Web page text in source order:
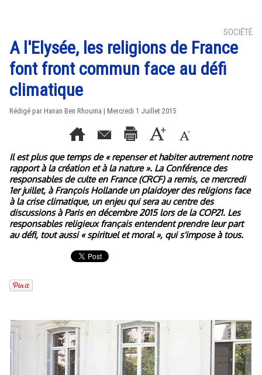
SOCIÉTÉ
A l'Elysée, les religions de France
font front commun face au défi
climatique
Rédigé par Hanan Ben Rhouma | Mercredi 1 Juillet 2015
Il est plus que temps de « repenser et habiter autrement notre
rapport à la création et à la nature ». La Conférence des
responsables de culte en France (CRCF) a remis, ce mercredi
1er juillet, à François Hollande un plaidoyer des religions face
à la crise climatique, un enjeu qui sera au centre des
discussions à Paris en décembre 2015 lors de la COP21. Les
responsables religieux français entendent prendre leur part
au défi, tout aussi « spirituel et moral », qui s'impose à tous.